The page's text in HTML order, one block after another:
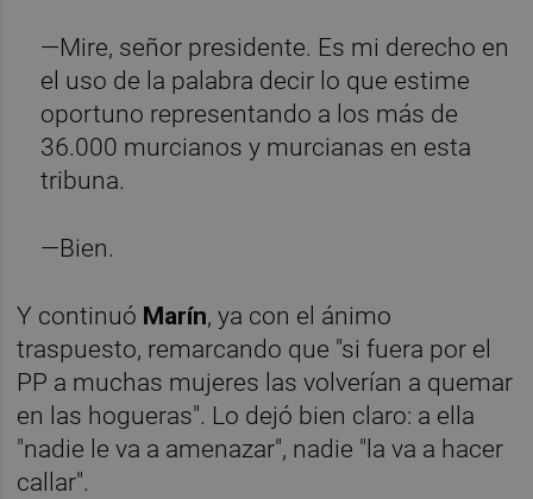
—Mire, señor presidente. Es mi derecho en
el uso de la palabra decir lo que estime
oportuno representando a los más de
36.000 murcianos y murcianas en esta
tribuna.
—Bien.
Y continuó Marín, ya con el ánimo
traspuesto, remarcando que "si fuera por el
PP a muchas mujeres las volverían a quemar
en las hogueras". Lo dejó bien claro: a ella
"nadie le va a amenazar", nadie "la va a hacer
callar".